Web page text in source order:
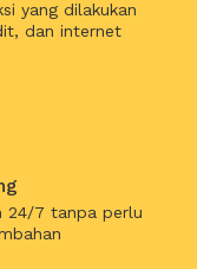
yang dilakukan
dan internet
24/7 tanpa perlu